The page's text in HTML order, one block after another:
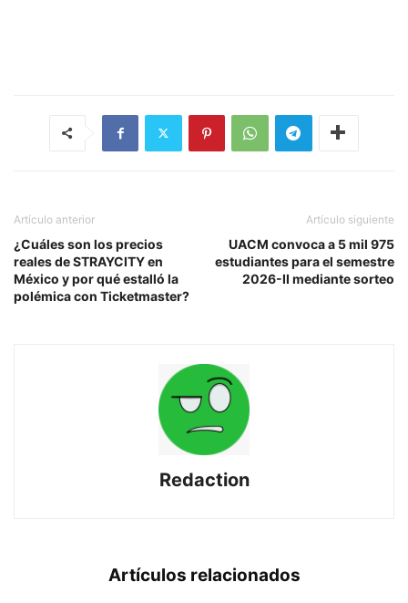
Artículo anterior
¿Cuáles son los precios
reales de STRAYCITY en
México y por qué estalló la
polémica con Ticketmaster?
Artículo siguiente
UACM convoca a 5 mil 975
estudiantes para el semestre
2026-II mediante sorteo
Redaction
Artículos relacionados